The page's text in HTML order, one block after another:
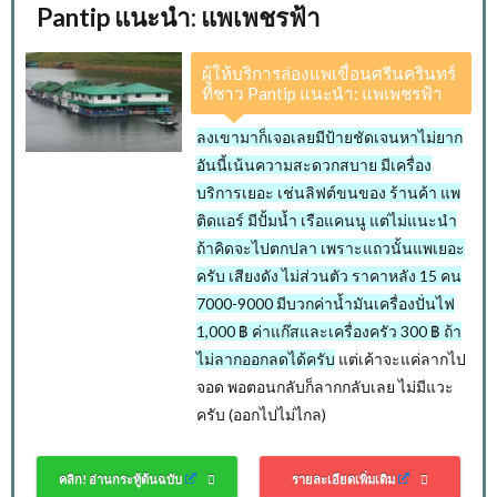
Pantip แนะนำ: แพเพชรฟ้า
ผู้ให้บริการล่องแพเขื่อนศรีนครินทร์
ที่ชาว Pantip แนะนำ: แพเพชรฟ้า
ลงเขามาก็เจอเลยมีป้ายชัดเจนหาไม่ยาก
อันนี้เน้นความสะดวกสบาย มีเครื่อง
บริการเยอะ เช่นลิฟต์ขนของ ร้านค้า แพ
ติดแอร์ มีปั้มน้ำ เรือแคนนู แต่ไม่แนะนำ
ถ้าคิดจะไปตกปลา เพราะแถวนั้นแพเยอะ
ครับ เสียงดัง ไม่ส่วนตัว ราคาหลัง 15 คน
7000-9000 มีบวกค่าน้ำมันเครื่องปั่นไฟ
1,000 ฿ ค่าแก๊สและเครื่องครัว 300 ฿ ถ้า
ไม่ลากออกลดได้ครับ แต่เค้าจะแค่ลากไป
จอด พอตอนกลับก็ลากกลับเลย ไม่มีแวะ
ครับ (ออกไปไม่ไกล)
คลิก! อ่านกระทู้ต้นฉบับ รายละเอียดเพิ่มเติม